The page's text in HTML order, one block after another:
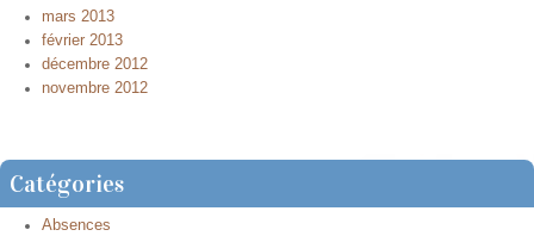
mars 2013
février 2013
décembre 2012
novembre 2012
Catégories
Absences